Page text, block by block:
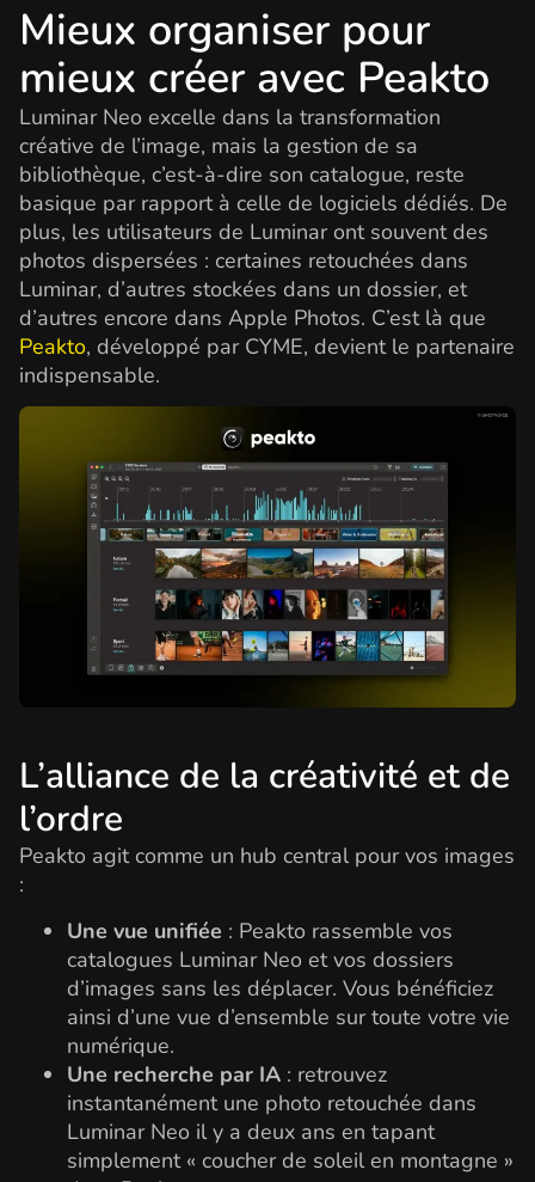
Mieux organiser pour
mieux créer avec Peakto
Luminar Neo excelle dans la transformation
créative de l’image, mais la gestion de sa
bibliothèque, c’est-à-dire son catalogue, reste
basique par rapport à celle de logiciels dédiés. De
plus, les utilisateurs de Luminar ont souvent des
photos dispersées : certaines retouchées dans
Luminar, d’autres stockées dans un dossier, et
d’autres encore dans Apple Photos. C’est là que
Peakto, développé par CYME, devient le partenaire
indispensable.
L’alliance de la créativité et de
l’ordre
Peakto agit comme un hub central pour vos images
:
Une vue unifiée : Peakto rassemble vos
catalogues Luminar Neo et vos dossiers
d’images sans les déplacer. Vous bénéficiez
ainsi d’une vue d’ensemble sur toute votre vie
numérique.
Une recherche par IA : retrouvez
instantanément une photo retouchée dans
Luminar Neo il y a deux ans en tapant
simplement « coucher de soleil en montagne »